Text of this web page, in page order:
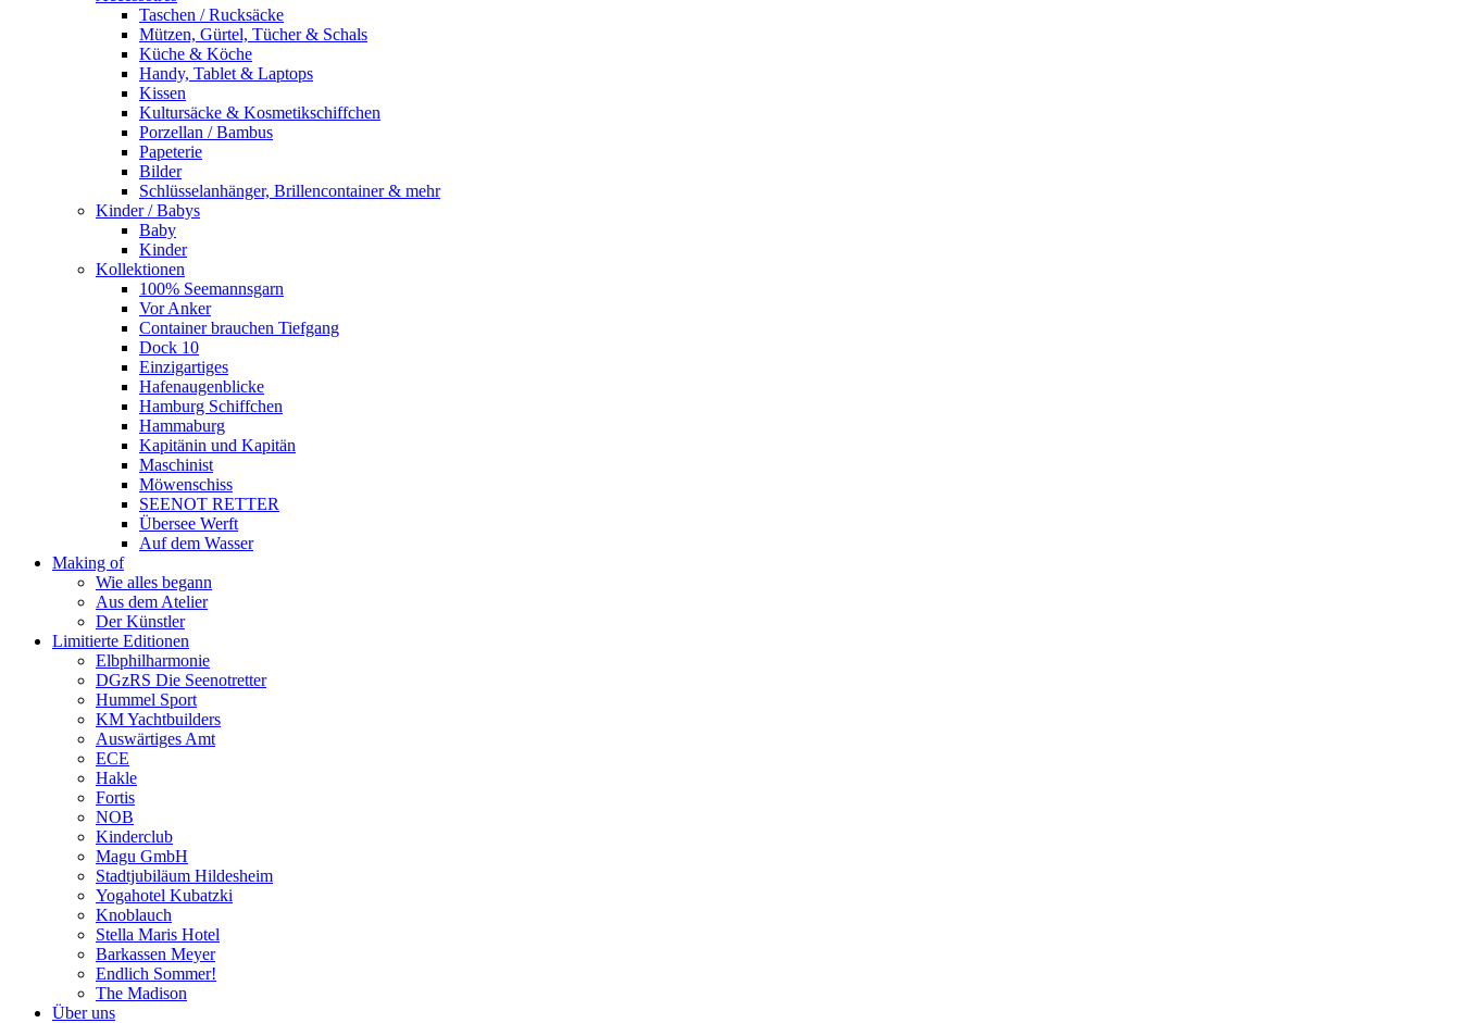
Taschen / Rucksäcke
Mützen, Gürtel, Tücher & Schals
Küche & Köche
Handy, Tablet & Laptops
Kissen
Kultursäcke & Kosmetikschiffchen
Porzellan / Bambus
Papeterie
Bilder
Schlüsselanhänger, Brillencontainer & mehr
Kinder / Babys
Baby
Kinder
Kollektionen
100% Seemannsgarn
Vor Anker
Container brauchen Tiefgang
Dock 10
Einzigartiges
Hafenaugen­blicke
Hamburg Schiffchen
Hammaburg
Kapitänin und Kapitän
Maschinist
Möwenschiss
SEENOT RETTER
Übersee Werft
Auf dem Wasser
Making of
Wie alles begann
Aus dem Atelier
Der Künstler
Limitierte Editionen
Elbphilharmonie
DGzRS Die Seenotretter
Hummel Sport
KM Yachtbuilders
Auswärtiges Amt
ECE
Hakle
Fortis
NOB
Kinderclub
Magu GmbH
Stadtjubiläum Hildesheim
Yogahotel Kubatzki
Knoblauch
Stella Maris Hotel
Barkassen Meyer
Endlich Sommer!
The Madison
Über uns